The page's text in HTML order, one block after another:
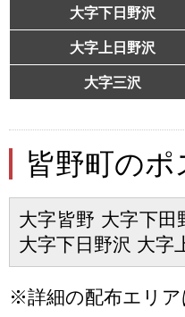
大字下日野沢
大字上日野沢
大字三沢
皆野町の
大字皆野 大字下
大字下日野沢 大字
※詳細の配布エリ